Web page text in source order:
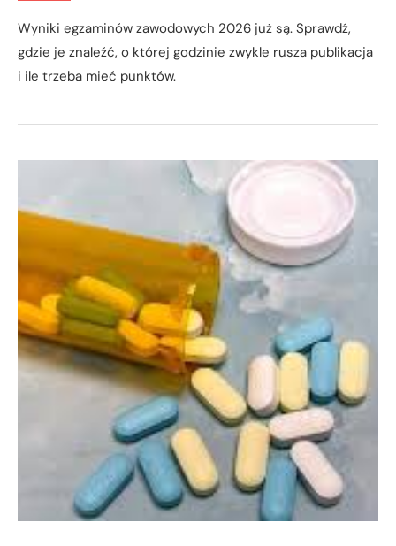
Wyniki egzaminów zawodowych 2026 już są. Sprawdź,
gdzie je znaleźć, o której godzinie zwykle rusza publikacja
i ile trzeba mieć punktów.